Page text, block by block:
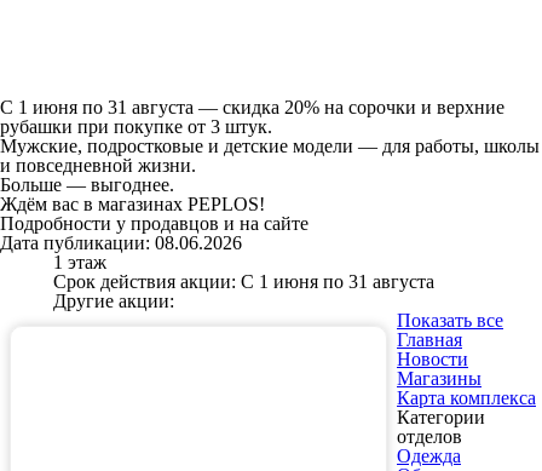
С 1 июня по 31 августа — скидка 20% на сорочки и верхние
рубашки при покупке от 3 штук.
Мужские, подростковые и детские модели — для работы, школы
и повседневной жизни.
Больше — выгоднее.
Ждём вас в магазинах PEPLOS!
Подробности у продавцов и на сайте
Дата публикации: 08.06.2026
1 этаж
Срок действия акции: С 1 июня по 31 августа
Другие акции:
Показать все
Главная
Новости
Магазины
Карта комплекса
Категории
отделов
Одежда